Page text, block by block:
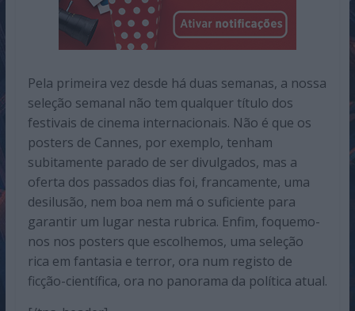
Pela primeira vez desde há duas semanas, a nossa
seleção semanal não tem qualquer título dos
festivais de cinema internacionais. Não é que os
posters de Cannes, por exemplo, tenham
subitamente parado de ser divulgados, mas a
oferta dos passados dias foi, francamente, uma
desilusão, nem boa nem má o suficiente para
garantir um lugar nesta rubrica. Enfim, foquemo-
nos nos posters que escolhemos, uma seleção
rica em fantasia e terror, ora num registo de
ficção-científica, ora no panorama da política atual.